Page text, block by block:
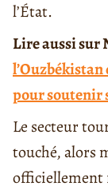
l’État.
Lire aussi sur
pour soutenir
Le secteur
touché, alors
officiellement